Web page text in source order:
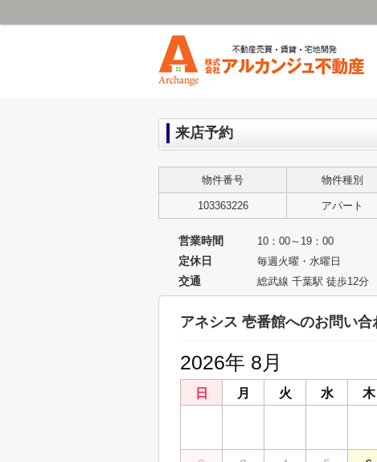
来店予約
物件番号 物件種別
103363226 アパート
営業時間 10：00～19：00
定休日 毎週火曜・水曜日
交通 総武線 千葉駅 徒歩12分
アネシス 壱番館へのお問い合
2026年 8月
日 月 火 水 木